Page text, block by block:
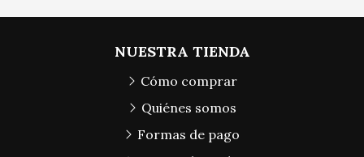
NUESTRA TIENDA
Cómo comprar
Quiénes somos
Formas de pago